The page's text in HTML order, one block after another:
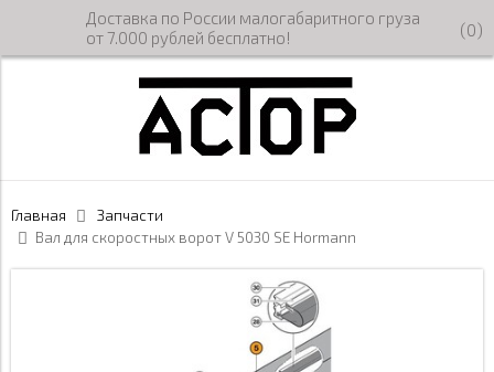
Доставка по России малогабаритного груза
от 7.000 рублей бесплатно!
(0)
Главная
Запчасти
Вал для скоростных ворот V 5030 SE Hormann